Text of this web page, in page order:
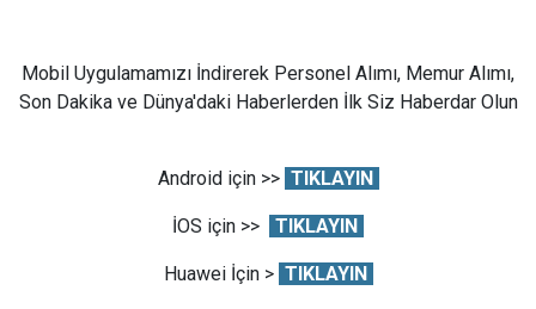
Mobil Uygulamamızı İndirerek Personel Alımı, Memur Alımı,
Son Dakika ve Dünya'daki Haberlerden İlk Siz Haberdar Olun
Android için >> TIKLAYIN
İOS için >> TIKLAYIN
Huawei İçin > TIKLAYIN